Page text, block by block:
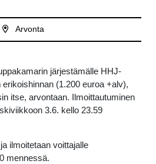
Arvonta
järjestämälle HHJ-
(1.200 euroa +alv),
itse, arvontaan. Ilmoittautuminen
3.6. kello 23.59
ilmoitetaan voittajalle
mennessä.